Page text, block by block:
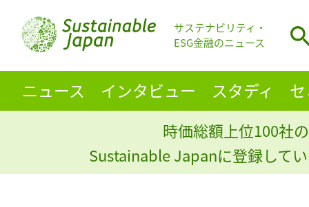
サステナビリティ・
ESG金融のニュース
ニュース インタビュー スタディ
時価総額上位100社
Sustainable Japanに登録して